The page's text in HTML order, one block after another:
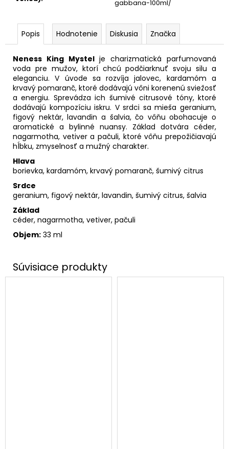
gabbana-100ml/
Popis Hodnotenie Diskusia Značka
Neness King Mystelje charizmatická parfumovaná
voda pre mužov, ktorí chcú podčiarknuť svoju silu a
eleganciu. V úvode sa rozvíja jalovec, kardamóm a
krvavý pomaranč, ktoré dodávajú vôni korenenú sviežosť
a energiu. Sprevádza ich šumivé citrusové tóny, ktoré
dodávajú kompozíciu iskru. V srdci sa mieša geranium,
figový nektár, lavandin a šalvia, čo vôňu obohacuje o
aromatické a bylinné nuansy. Základ dotvára céder,
nagarmotha, vetiver a pačuli, ktoré vôňu prepožičiavajú
hĺbku, zmyselnosť a mužný charakter.
Hlava
borievka, kardamóm, krvavý pomaranč, šumivý citrus
Srdce
geranium, figový nektár, lavandin, šumivý citrus, šalvia
Základ
céder, nagarmotha, vetiver, pačuli
Objem: 33 ml